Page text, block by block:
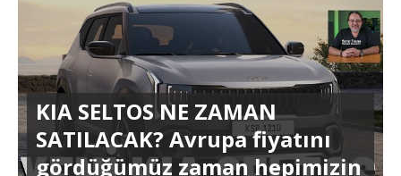
KIA SELTOS NE ZAMAN
SATILACAK? Avrupa fiyatını
gördüğümüz zaman hepimizin